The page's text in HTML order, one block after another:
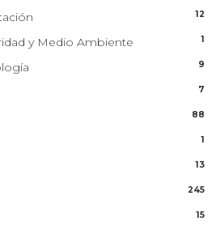
12
y Medio Ambiente 1
9
7
88
1
13
245
15